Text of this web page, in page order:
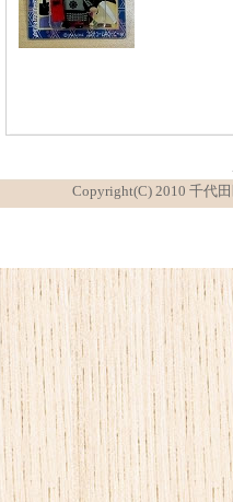
Copyright(C) 2010 千代